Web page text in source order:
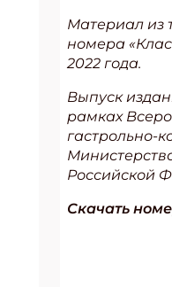
Материал из
номера
2022 года.
Выпуск
рамках
гастрольно-
Российской
Скачать